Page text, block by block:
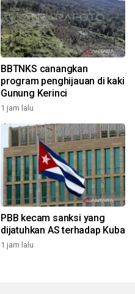
BBTNKS canangkan
program penghijauan di kaki
Gunung Kerinci
1 jam lalu
PBB kecam sanksi yang
dijatuhkan AS terhadap Kuba
1 jam lalu